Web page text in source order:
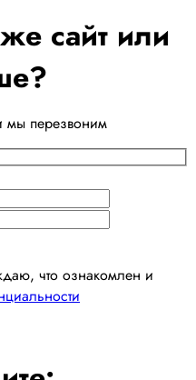
сайт или
мы перезвоним
что ознакомлен и